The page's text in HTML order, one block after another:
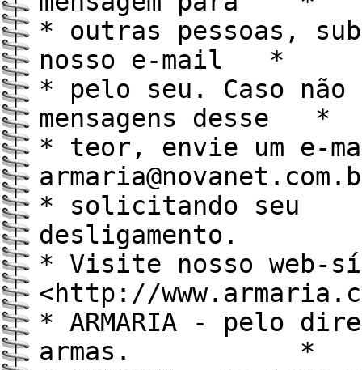
* outras pessoas,
nosso e-mail *
* pelo seu. Caso
mensagens desse *
* teor, envie um e-
* solicitando seu
* Visite nosso web-
<http://
* ARMARIA - pelo
armas. *